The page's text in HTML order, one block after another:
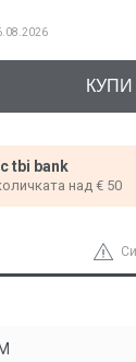
tbi bank
над € 50